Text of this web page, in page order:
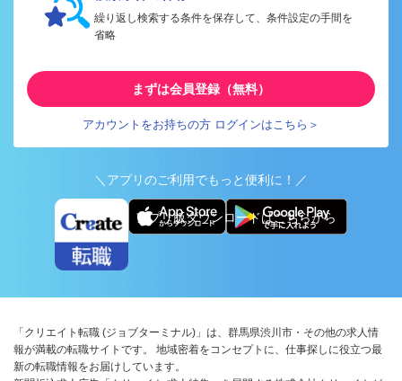
繰り返し検索する条件を保存して、条件設定の手間を
省略
まずは会員登録（無料）
アカウントをお持ちの方 ログインはこちら＞
＼アプリのご利用でもっと便利に！／
アプリ版ダウンロードはこちらから
「クリエイト転職 (ジョブターミナル)」は、群馬県渋川市・その他の求人情
報が満載の転職サイトです。 地域密着をコンセプトに、仕事探しに役立つ最
新の転職情報をお届けしています。